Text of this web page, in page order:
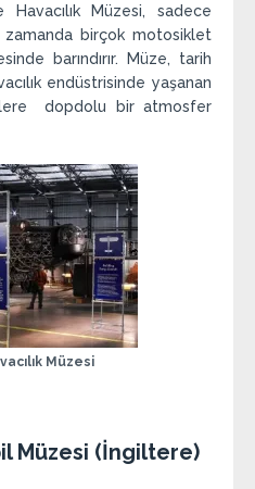
Müzesi, sadece
birçok motosiklet
barındırır. Müze, tarih
endüstrisinde yaşanan
dopdolu bir atmosfer
Müzesi
Müzesi (İngiltere)